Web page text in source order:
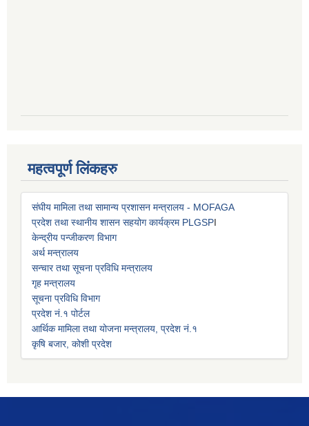
महत्वपूर्ण लिंकहरु
संघीय मामिला तथा सामान्य प्रशासन मन्त्रालय - MOFAGA
प्रदेश तथा स्थानीय शासन सहयोग कार्यक्रम PLGSPI
केन्द्रीय पन्जीकरण विभाग
अर्थ मन्त्रालय
सन्चार तथा सूचना प्रविधि मन्त्रालय
गृह मन्त्रालय
सूचना प्रविधि विभाग
प्रदेश नं.१ पोर्टल
आर्थिक मामिला तथा योजना मन्त्रालय, प्रदेश नं.१
कृषि बजार, कोशी प्रदेश